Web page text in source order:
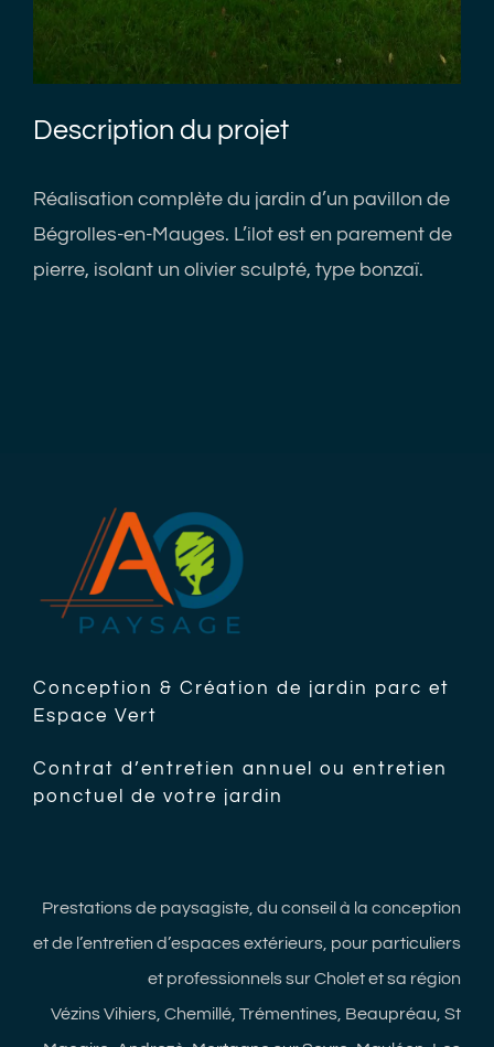
Description du projet
Réalisation complète du jardin d’un pavillon de
Bégrolles-en-Mauges. L’ilot est en parement de
pierre, isolant un olivier sculpté, type bonzaï.
Conception & Création de jardin parc et
Espace Vert
Contrat d’entretien annuel ou entretien
ponctuel de votre jardin
Prestations de paysagiste, du conseil à la conception
et de l’entretien d’espaces extérieurs, pour particuliers
et professionnels sur Cholet et sa région
Vézins Vihiers, Chemillé, Trémentines, Beaupréau, St